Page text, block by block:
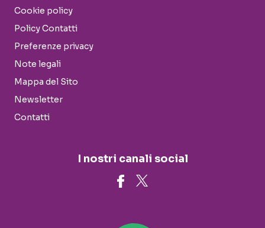
Cookie policy
Policy Contatti
Preferenze privacy
Note legali
Mappa del Sito
Newsletter
Contatti
I nostri canali social